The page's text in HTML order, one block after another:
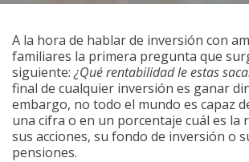
A la hora de hablar de inversión con
familiares la primera pregunta que
siguiente:¿Qué rentabilidad le estas
final de cualquier inversión es ganar
embargo, no todo el mundo es capaz
una cifra o en un porcentaje cuál es la
sus acciones, su fondo de inversión o
pensiones.